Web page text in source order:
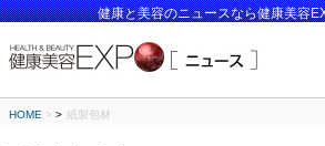
健康と美容のニュースなら健康美容
HOME > 紙製包材